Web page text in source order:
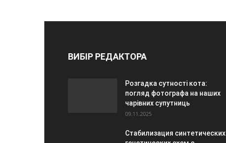
ВИБІР РЕДАКТОРА
Розгадка сутності кота:
погляд фотографа на наших
чарівних супутниць
09.11.2025
Стабилизация синтетических